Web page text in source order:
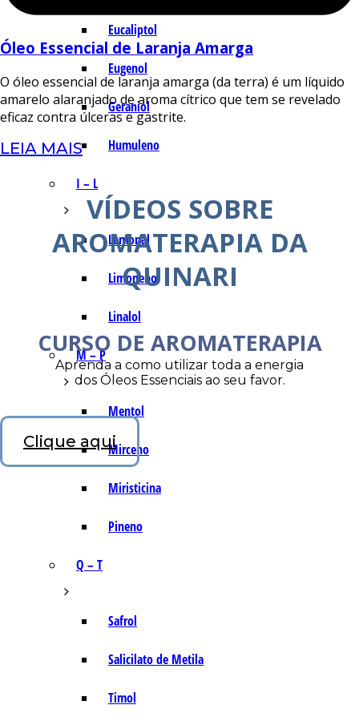
Eucaliptol
Eugenol
Geraniol
Humuleno
I – L
Lemonal
Limoneno
Linalol
M – P
Mentol
Mirceno
Miristicina
Pineno
Q – T
Safrol
Salicilato de Metila
Timol
Óleo Essencial de Laranja Amarga
O óleo essencial de laranja amarga (da terra) é um líquido
amarelo alaranjado de aroma cítrico que tem se revelado
eficaz contra úlceras e gastrite.
LEIA MAIS
VÍDEOS SOBRE
AROMATERAPIA DA
QUINARI
CURSO DE AROMATERAPIA
Aprenda a como utilizar toda a energia
dos Óleos Essenciais ao seu favor.
Clique aqui